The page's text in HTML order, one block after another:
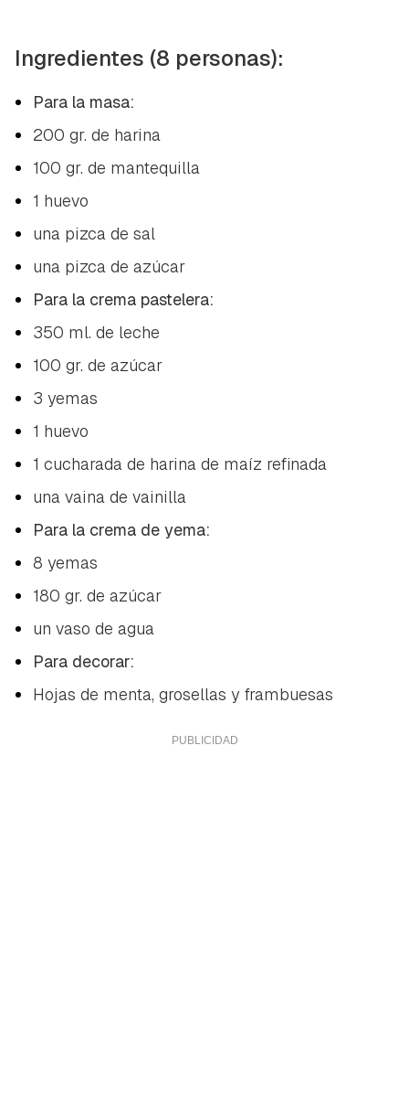
Ingredientes (8 personas):
Para la masa:
200 gr. de harina
100 gr. de mantequilla
1 huevo
una pizca de sal
una pizca de azúcar
Para la crema pastelera:
350 ml. de leche
100 gr. de azúcar
3 yemas
1 huevo
1 cucharada de harina de maíz refinada
una vaina de vainilla
Para la crema de yema:
8 yemas
180 gr. de azúcar
un vaso de agua
Para decorar:
Hojas de menta, grosellas y frambuesas